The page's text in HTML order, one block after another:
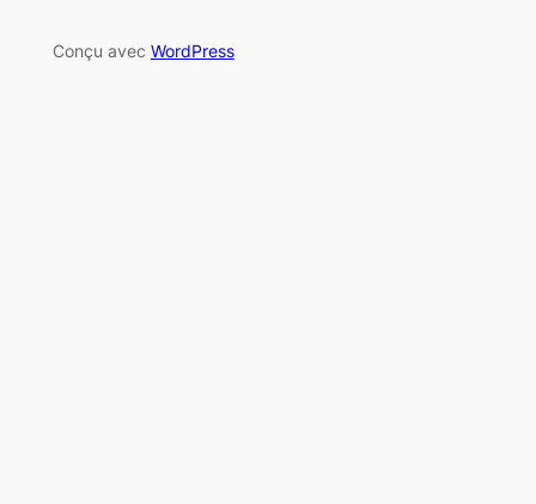
Conçu avec WordPress